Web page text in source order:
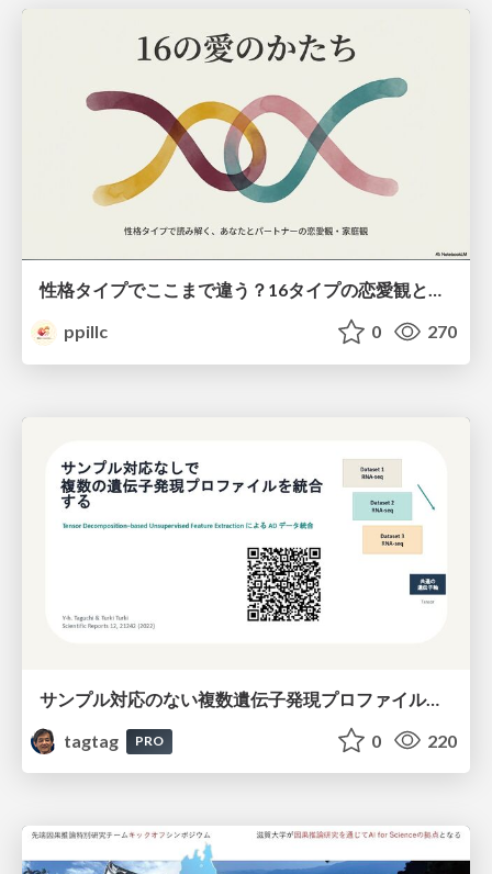
性格タイプでここまで違う？16タイプの恋愛観と家庭観のすべて
ppillc
0 270
サンプル対応のない複数遺伝子発現プロファイルに対するテンソル分解型統合解析の要約
tagtag
PRO 0 220